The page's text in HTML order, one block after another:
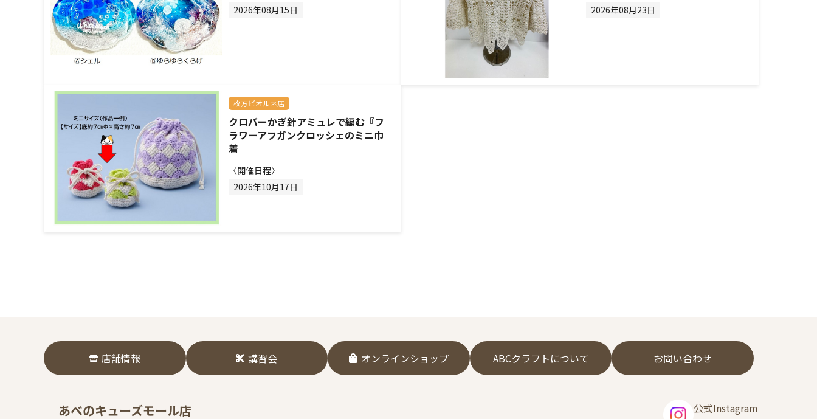
2026年08月15日
2026年08月23日
枚方ビオルネ店
クロバーかぎ針アミュレで編む『フ
ラワーアフガンクロッシェのミニ巾
着
〈開催日程〉
2026年10月17日
店舗情報 講習会 オンラインショップ ABCクラフトについて お問い合わせ
あべのキューズモール店 公式Instagram